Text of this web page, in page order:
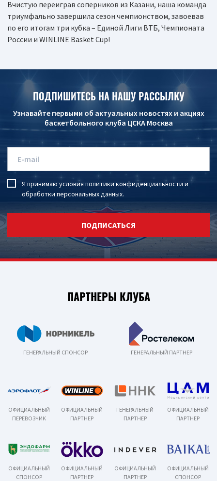
Вчистую переиграв соперников из Казани, наша команда
триумфально завершила сезон чемпионством, завоевав
по его итогам три кубка – Единой Лиги ВТБ, Чемпионата
России и WINLINE Basket Cup!
ПОДПИШИТЕСЬ НА НАШУ РАССЫЛКУ
Узнавайте первыми об актуальных новостях и акциях
баскетбольного клуба ЦСКА Москва
Я принимаю условия политики конфиденциальности и
обработки персональных данных.
ПОДПИСАТЬСЯ
ПАРТНЕРЫ КЛУБА
ГЕНЕРАЛЬНЫЙ СПОНСОР ГЕНЕРАЛЬНЫЙ ПАРТНЕР
ОФИЦИАЛЬНЫЙ
ПЕРЕВОЗЧИК
ОФИЦИАЛЬНЫЙ
ПАРТНЕР
ГЕНЕРАЛЬНЫЙ
ПАРТНЕР
ОФИЦИАЛЬНЫЙ
ПАРТНЕР
ОФИЦИАЛЬНЫЙ
СПОНСОР
ОФИЦИАЛЬНЫЙ
ПАРТНЕР
ОФИЦИАЛЬНЫЙ
ПАРТНЕР
ОФИЦИАЛЬНЫЙ
СПОНСОР